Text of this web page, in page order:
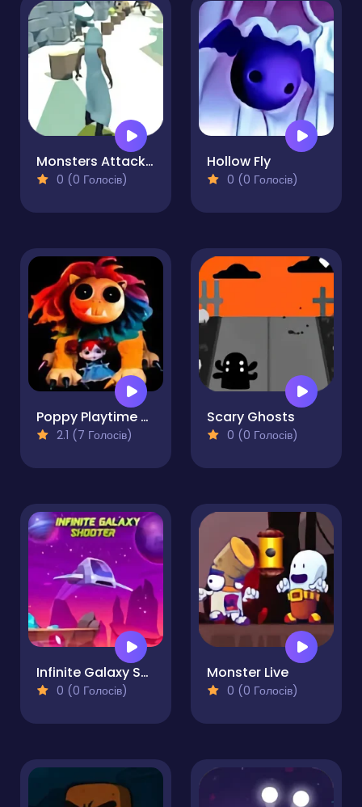
Monsters Attack Shooter
0 (0 Голосів)
Hollow Fly
0 (0 Голосів)
Poppy Playtime Chapter 4 Safe Haven
2.1 (7 Голосів)
Scary Ghosts
0 (0 Голосів)
Infinite Galaxy Shooter
0 (0 Голосів)
Monster Live
0 (0 Голосів)